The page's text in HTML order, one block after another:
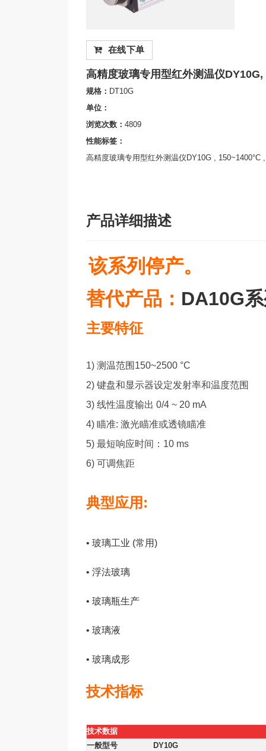
在线下单
高精度玻璃专用型红外测温仪DY10G,
规格： DT10G
单位：
浏览次数： 4809
性能标签：
高精度玻璃专用型红外测温仪DY10G , 150~1400°C
产品详细描述
该系列停产。
替代产品： DA10G
主要特征
1) 测温范围 150~2500 °C
2) 键盘和显示器设定发射率和温度范围
3) 线性温度输出 0/4 ~ 20 mA
4) 瞄准: 激光瞄准或透镜瞄准
5) 最短响应时间： 10 ms
6) 可调焦距
典型应用:
• 玻璃工业 (常用)
• 浮法玻璃
• 玻璃瓶生产
• 玻璃液
• 玻璃成形
技术指标
技术数据
一般型号
DY10G